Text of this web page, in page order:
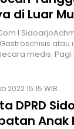
di Luar
I
atau
medis. Pagi
2022 15:15 WIB
DPRD
Anak